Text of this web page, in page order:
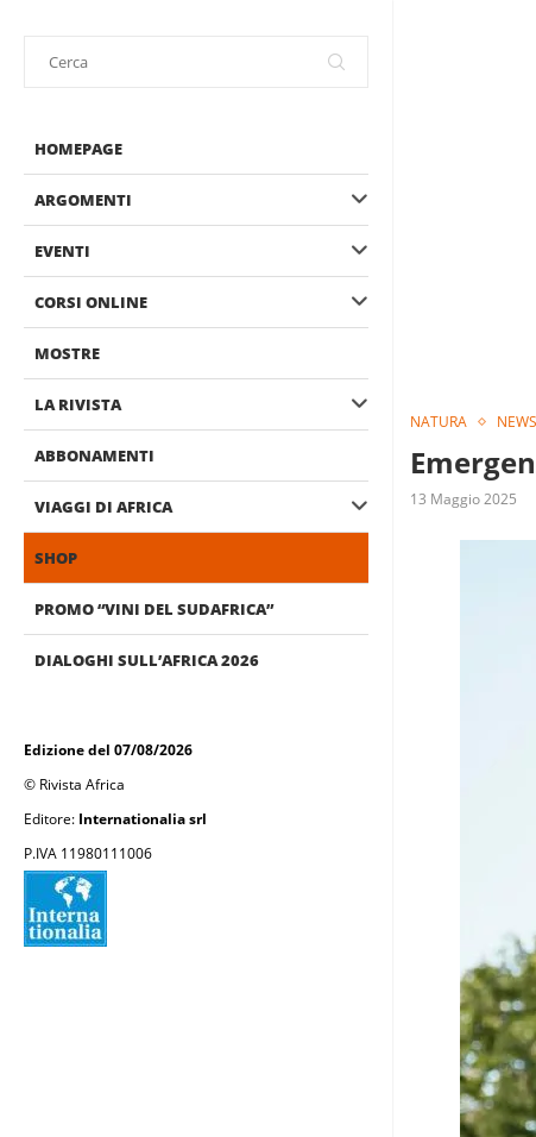
HOMEPAGE
ARGOMENTI
EVENTI
CORSI ONLINE
MOSTRE
LA RIVISTA
ABBONAMENTI
VIAGGI DI AFRICA
SHOP
PROMO “VINI DEL SUDAFRICA”
DIALOGHI SULL’AFRICA 2026
Edizione del 07/08/2026
© Rivista Africa
Editore: Internationalia srl
P.IVA 11980111006
NATURA NEWS
13 Maggio 2025